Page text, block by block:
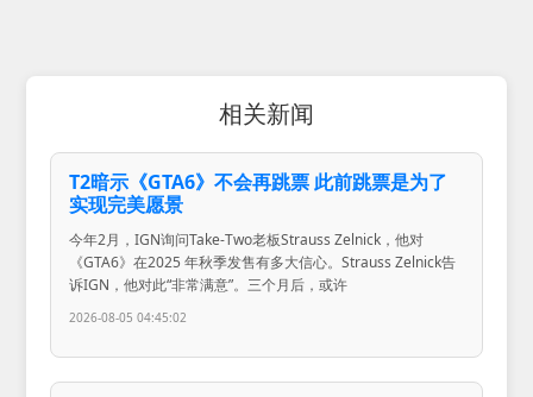
相关新闻
T2暗示《GTA6》不会再跳票 此前跳票是为了
实现完美愿景
今年2月，IGN询问Take-Two老板Strauss Zelnick，他对
《GTA6》在2025 年秋季发售有多大信心。Strauss Zelnick告
诉IGN，他对此“非常满意”。三个月后，或许
2026-08-05 04:45:02